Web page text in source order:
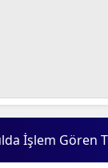
İşlem Gören